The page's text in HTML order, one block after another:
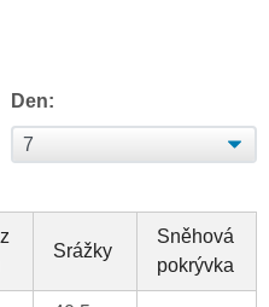
Den:
Srážky
Sněhová
pokrývka